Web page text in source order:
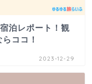
泊レポート！観
ココ！
2023-12-29